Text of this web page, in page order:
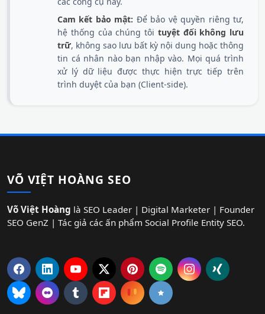
Cam kết bảo mật: Để bảo vệ quyền riêng tư,
hệ thống của chúng tôi tuyệt đối không lưu
trữ, không sao lưu bất kỳ nội dung hoặc thông
tin cá nhân nào bạn nhập vào. Mọi quá trình
xử lý dữ liệu được thực hiện trực tiếp trên
trình duyệt của bạn (Client-side).
VÕ VIỆT HOÀNG SEO
Võ Việt Hoàng là SEO Leader | Digital Marketer | Founder
SEO GenZ | Tác giả các ấn phẩm Social Profile Entity SEO.